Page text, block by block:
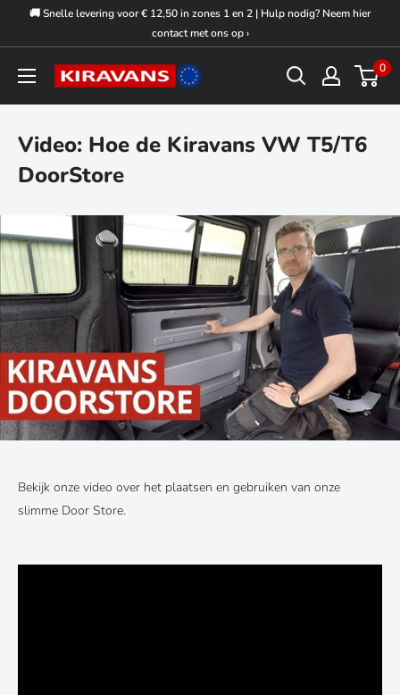
Overslaan🚚 Snelle levering voor € 12,50 in zones 1 en 2 | Hulp nodig? Neem hier
contact met ons op ›
Kiravans
0
Video: Hoe de Kiravans VW T5/T6
DoorStore
Bekijk onze video over het plaatsen en gebruiken van onze
slimme Door Store.